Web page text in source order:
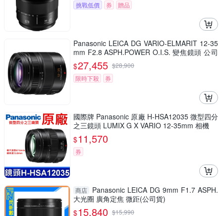
挑戰低價
券 贈品
Panasonic LEICA DG VARIO-ELMARIT 12-35
mm F2.8 ASPH.POWER O.I.S. 變焦鏡頭 公司
貨 H-ES12035
$27,455 $28,900
限時下殺
券
國際牌 Panasonic 原廠 H-HSA12035 微型四分
之三鏡頭 LUMIX G X VARIO 12-35mm 相機
$11,570
券
商店
Panasonic LEICA DG 9mm F1.7 ASPH.
大光圈 廣角定焦 微距(公司貨)
$15,840 $15,990